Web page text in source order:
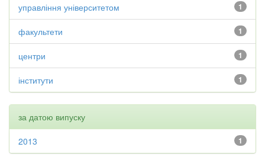
1
управління університетом
1
факультети
1
центри
1
інститути
за датою випуску
1
2013